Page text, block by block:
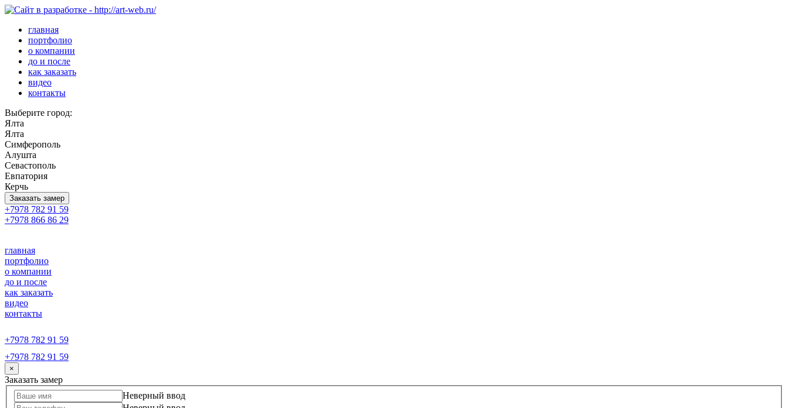
главная
портфолио
о компании
до и после
как заказать
видео
контакты
Выберите город:
Ялта
Ялта
Симферополь
Алушта
Севастополь
Евпатория
Керчь
Заказать замер
+7978 782 91 59
+7978 866 86 29
главная
портфолио
о компании
до и после
как заказать
видео
контакты
+7978 782 91 59
+7978 782 91 59
×
Заказать замер
Неверный ввод